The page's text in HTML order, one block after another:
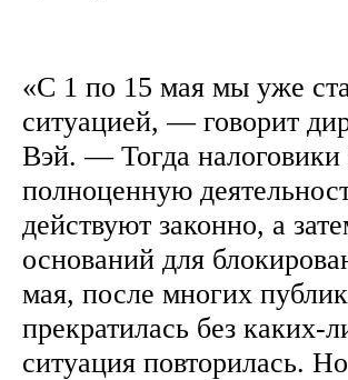
«С 1 по 15 мая мы уже
ситуацией, — говорит
Вэй. — Тогда налоговики
полноценную
действуют законно, а
оснований для
мая, после многих
прекратилась без каких-
ситуация повторилась.